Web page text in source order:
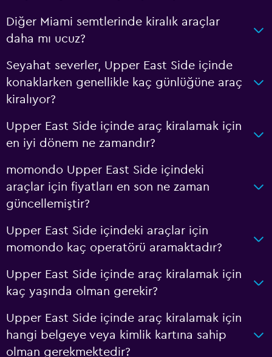
Diğer Miami semtlerinde kiralık araçlar
daha mı ucuz?
Seyahat severler, Upper East Side içinde
konaklarken genellikle kaç günlüğüne araç
kiralıyor?
Upper East Side içinde araç kiralamak için
en iyi dönem ne zamandır?
momondo Upper East Side içindeki
araçlar için fiyatları en son ne zaman
güncellemiştir?
Upper East Side içindeki araçlar için
momondo kaç operatörü aramaktadır?
Upper East Side içinde araç kiralamak için
kaç yaşında olman gerekir?
Upper East Side içinde araç kiralamak için
hangi belgeye veya kimlik kartına sahip
olman gerekmektedir?